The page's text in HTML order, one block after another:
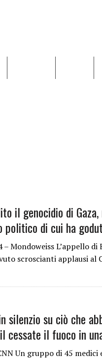
il genocidio di
politico di cui ha
Mondoweiss L’appello
scroscianti applausi al
silenzio su ciò che
cessate il fuoco in
Un gruppo di 45